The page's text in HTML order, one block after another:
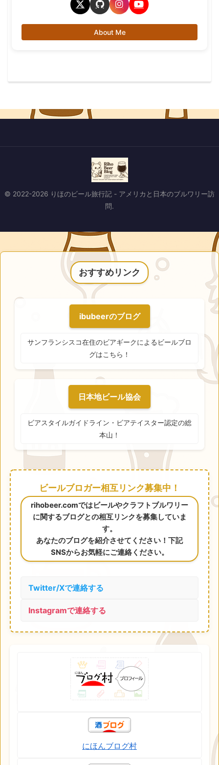
About Me
© 2022-2026 りほのビール旅行記 - アメリカと日本のブルワリー訪
問.
おすすめリンク
ibubeerのブログ
サンフランシスコ在住のビアギークによるビールブロ
グはこちら！
日本地ビール協会
ビアスタイルガイドライン・ビアテイスター認定の総
本山！
ビールブロガー相互リンク募集中！
rihobeer.comではビールやクラフトブルワリー
に関するブログとの相互リンクを募集していま
す。
あなたのブログを紹介させてください！下記
SNSからお気軽にご連絡ください。
Twitter/Xで連絡する
Instagramで連絡する
にほんブログ村